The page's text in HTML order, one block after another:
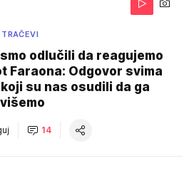
odlučili da reagujemo
Faraona: Odgovor svima
su nas osudili da ga
14